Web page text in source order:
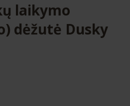
laikymo
dėžutė Dusky